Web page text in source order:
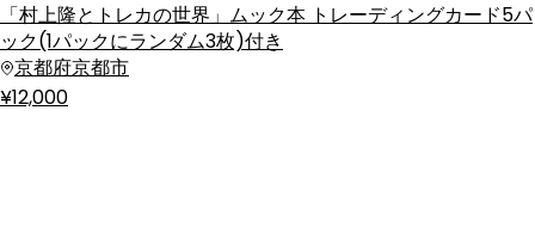
「村上隆とトレカの世界」ムック本 トレーディングカード5パ
ック(1パックにランダム3枚)付き
京都府京都市
¥12,000